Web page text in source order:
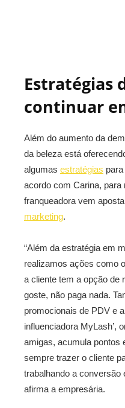
Estratégias
continuar
Além do aumento da
da beleza está
algumas estratégias
acordo com Carina, para
franqueadora vem
marketing.
“Além da estratégia em
realizamos ações como
a cliente tem a opção de
goste, não paga nada.
promocionais de PDV e
influenciadora MyLash’,
amigas, acumula pontos
sempre trazer o cliente
trabalhando a conversão
afirma a empresária.